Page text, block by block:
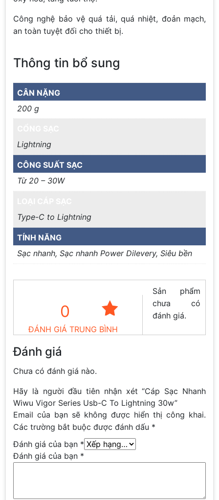
Công nghệ bảo vệ quá tải, quá nhiệt, đoản mạch,
an toàn tuyệt đối cho thiết bị.
Thông tin bổ sung
CÂN NẶNG
200 g
Lightning
CÔNG SUẤT SẠC
Từ 20 – 30W
Type-C to Lightning
TÍNH NĂNG
Sạc nhanh, Sạc nhanh Power Dilevery, Siêu bền
0
ĐÁNH GIÁ TRUNG BÌNH
Sản phẩm
chưa có
đánh giá.
Đánh giá
Chưa có đánh giá nào.
Hãy là người đầu tiên nhận xét “Cáp Sạc Nhanh
Wiwu Vigor Series Usb-C To Lightning 30w”
Email của bạn sẽ không được hiển thị công khai.
Các trường bắt buộc được đánh dấu *
Đánh giá của bạn *
Đánh giá của bạn *